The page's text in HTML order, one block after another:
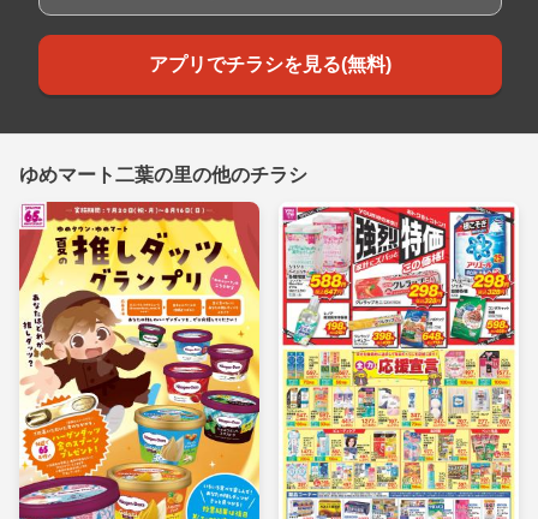
アプリでチラシを見る(無料)
ゆめマート二葉の里の他のチラシ